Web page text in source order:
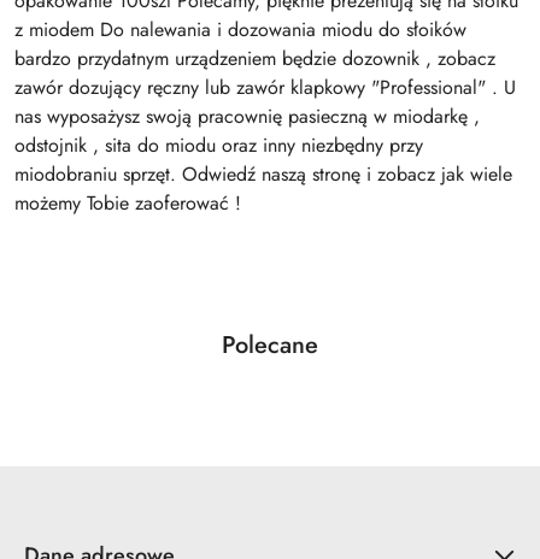
z miodem Do nalewania i dozowania miodu do słoików
bardzo przydatnym urządzeniem będzie dozownik , zobacz
zawór dozujący ręczny lub zawór klapkowy "Professional" . U
nas wyposażysz swoją pracownię pasieczną w miodarkę ,
odstojnik , sita do miodu oraz inny niezbędny przy
miodobraniu sprzęt. Odwiedź naszą stronę i zobacz jak wiele
możemy Tobie zaoferować !
Pomiń karuzelę produktów
Produkty
Polecane